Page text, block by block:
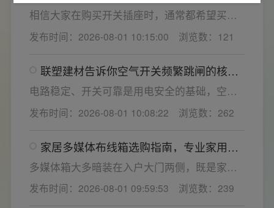
家精准避坑，挑选安全耐用的开关插座产品。
质量
相信大家在购买开关插座时，通常都希望买到
一款寿命长，质量好的产品，那么对于开关插
座而言，其里面的铜片好坏就直接决定了它的
越长越好(因为铜片长度决定了插座距离的大
小，插孔间距越宽二三插同时插入越方便)。
发布时间：2026-08-01 10:15:00 浏览数：121
联塑建材告诉你空气开关频繁跳闸的核心
原因与技术对策
电路稳定、开关可靠是用电安全的基础，空开
频繁跳闸大多源于电压波动、配件适配性不足
或防护结构设计缺陷。联塑建材依托成熟的电
电气套装产品，结构设计科学、稳压防护性能
优异，可有效应对电压瞬变、电网波动等场
发布时间：2026-08-01 10:08:22 浏览数：262
家居多媒体布线箱选购指南，专业家用开
关电气套装厂家为您详解
多媒体箱大多暗装在入户大门两侧，既是家居
弱电线路的集中收纳载体，也会影响墙面整体
装修美观度，外观颜值、内部空间、模块化功
发布时间：2026-08-01 09:59:53 浏览数：239